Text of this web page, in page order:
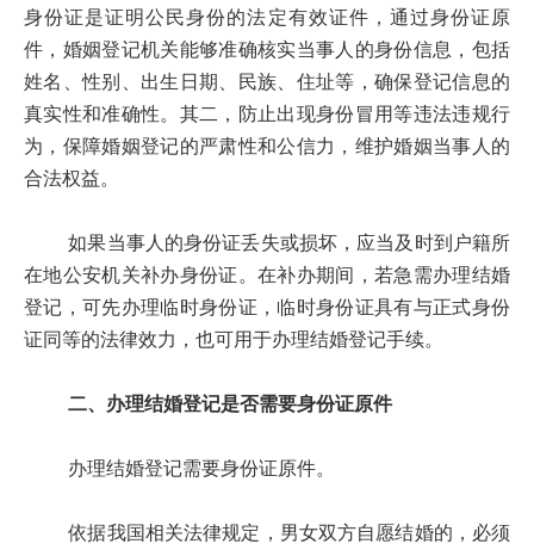
身份证是证明公民身份的法定有效证件，通过身份证原
件，婚姻登记机关能够准确核实当事人的身份信息，包括
姓名、性别、出生日期、民族、住址等，确保登记信息的
真实性和准确性。其二，防止出现身份冒用等违法违规行
为，保障婚姻登记的严肃性和公信力，维护婚姻当事人的
合法权益。
如果当事人的身份证丢失或损坏，应当及时到户籍所
在地公安机关补办身份证。在补办期间，若急需办理结婚
登记，可先办理临时身份证，临时身份证具有与正式身份
证同等的法律效力，也可用于办理结婚登记手续。
二、办理结婚登记是否需要身份证原件
办理结婚登记需要身份证原件。
依据我国相关法律规定，男女双方自愿结婚的，必须